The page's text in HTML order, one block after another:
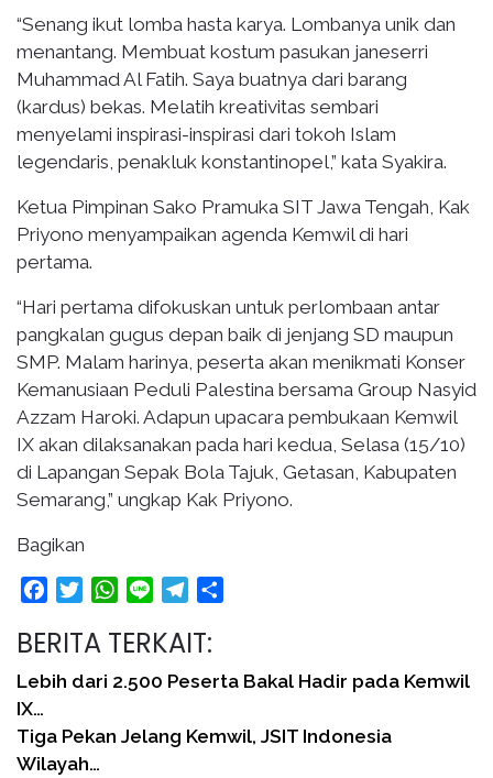
“Senang ikut lomba hasta karya. Lombanya unik dan
menantang. Membuat kostum pasukan janeserri
Muhammad Al Fatih. Saya buatnya dari barang
(kardus) bekas. Melatih kreativitas sembari
menyelami inspirasi-inspirasi dari tokoh Islam
legendaris, penakluk konstantinopel,” kata Syakira.
Ketua Pimpinan Sako Pramuka SIT Jawa Tengah, Kak
Priyono menyampaikan agenda Kemwil di hari
pertama.
“Hari pertama difokuskan untuk perlombaan antar
pangkalan gugus depan baik di jenjang SD maupun
SMP. Malam harinya, peserta akan menikmati Konser
Kemanusiaan Peduli Palestina bersama Group Nasyid
Azzam Haroki. Adapun upacara pembukaan Kemwil
IX akan dilaksanakan pada hari kedua, Selasa (15/10)
di Lapangan Sepak Bola Tajuk, Getasan, Kabupaten
Semarang,” ungkap Kak Priyono.
Bagikan
FacebookTwitterWhatsApp
Line Telegram
BERITA TERKAIT:
Lebih dari 2.500 Peserta Bakal Hadir pada Kemwil
IX…
Tiga Pekan Jelang Kemwil, JSIT Indonesia
Wilayah…